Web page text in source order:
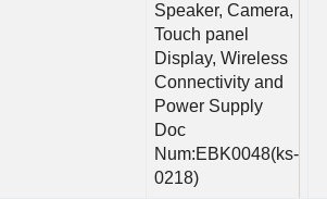
Speaker, Camera,
Touch panel
Display, Wireless
Connectivity and
Power Supply
Doc
Num:EBK0048(ks-
0218)